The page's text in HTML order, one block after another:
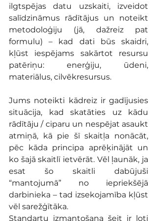
ilgtspējas datu uzskaiti, izveidot
salīdzināmus rādītājus un noteikt
metodoloģiju (jā, dažreiz pat
formulu) – kad dati būs skaidri,
kļūst iespējams sakārtot resursu
patēriņu: enerģiju, ūdeni,
materiālus, cilvēkresursus.
Jums noteikti kādreiz ir gadījusies
situācija, kad skatāties uz kādu
rādītāju / ciparu un nespējat asaukt
atmiņā, kā pie šī skaitļa nonācāt,
pēc kāda principa aprēķinājāt un
ko šajā skaitlī ietvērāt. Vēl ļaunāk, ja
esat šo skaitli dabūjuši
“mantojumā” no iepriekšējā
darbinieka – tad izsekojamība kļūst
vēl sarežģītāka.
Standartu izmantošana šeit ir ļoti